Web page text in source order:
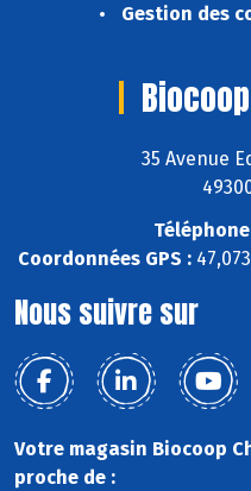
Gestion des
35 Avenue
Coordonnées GPS :
Nous suivre sur
Votre magasin Biocoop
proche de :